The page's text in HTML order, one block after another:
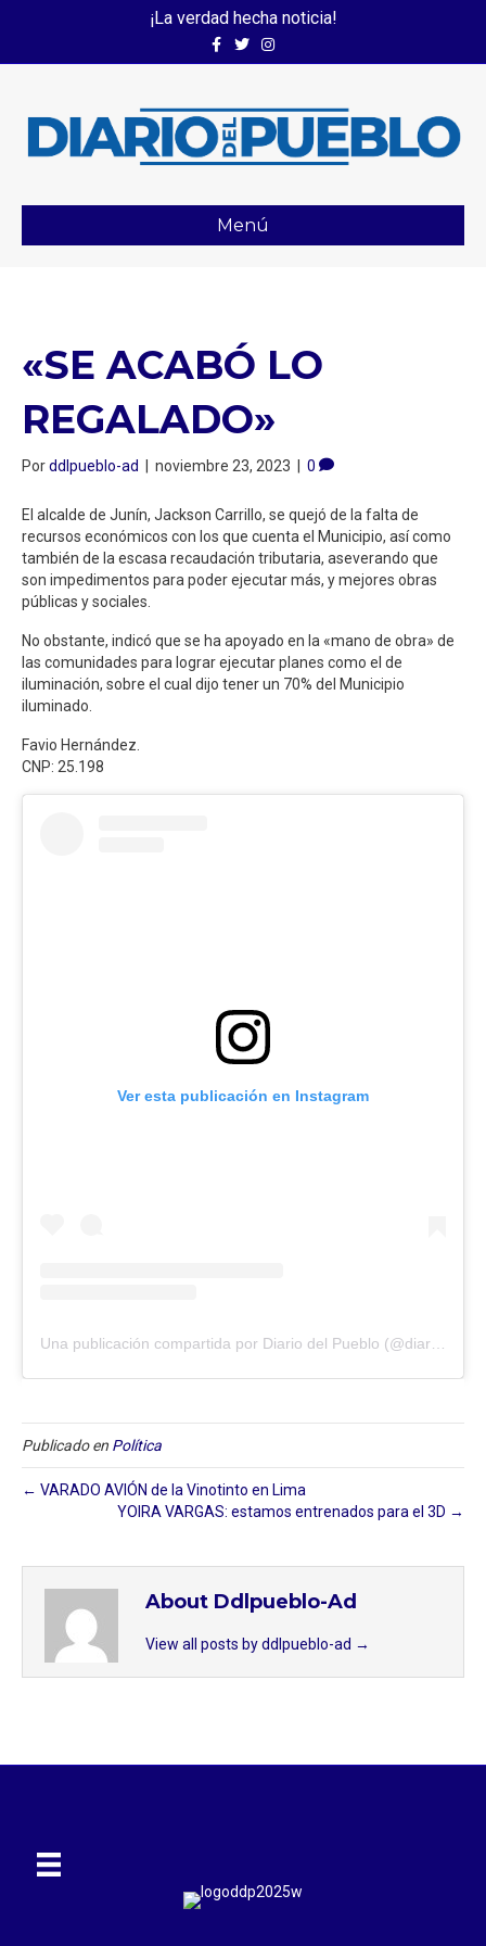
¡La verdad hecha noticia!
FacebookTwitterInstagram
Menú
«SE ACABÓ LO
REGALADO»
Porddlpueblo-ad | noviembre 23, 2023 | 0
El alcalde de Junín, Jackson Carrillo, se quejó de la falta de
recursos económicos con los que cuenta el Municipio, así como
también de la escasa recaudación tributaria, aseverando que
son impedimentos para poder ejecutar más, y mejores obras
públicas y sociales.
No obstante, indicó que se ha apoyado en la «mano de obra» de
las comunidades para lograr ejecutar planes como el de
iluminación, sobre el cual dijo tener un 70% del Municipio
iluminado.
Favio Hernández.
CNP: 25.198
Ver esta publicación en Instagram
Publicado en Política
← VARADO AVIÓN de la Vinotinto en Lima
YOIRA VARGAS: estamos entrenados para el 3D →
About Ddlpueblo-Ad
View all posts by ddlpueblo-ad →